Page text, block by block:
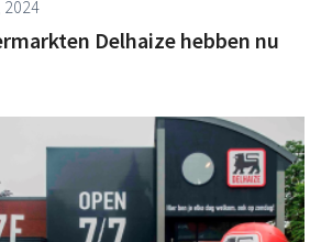
2024
Delhaize hebben nu